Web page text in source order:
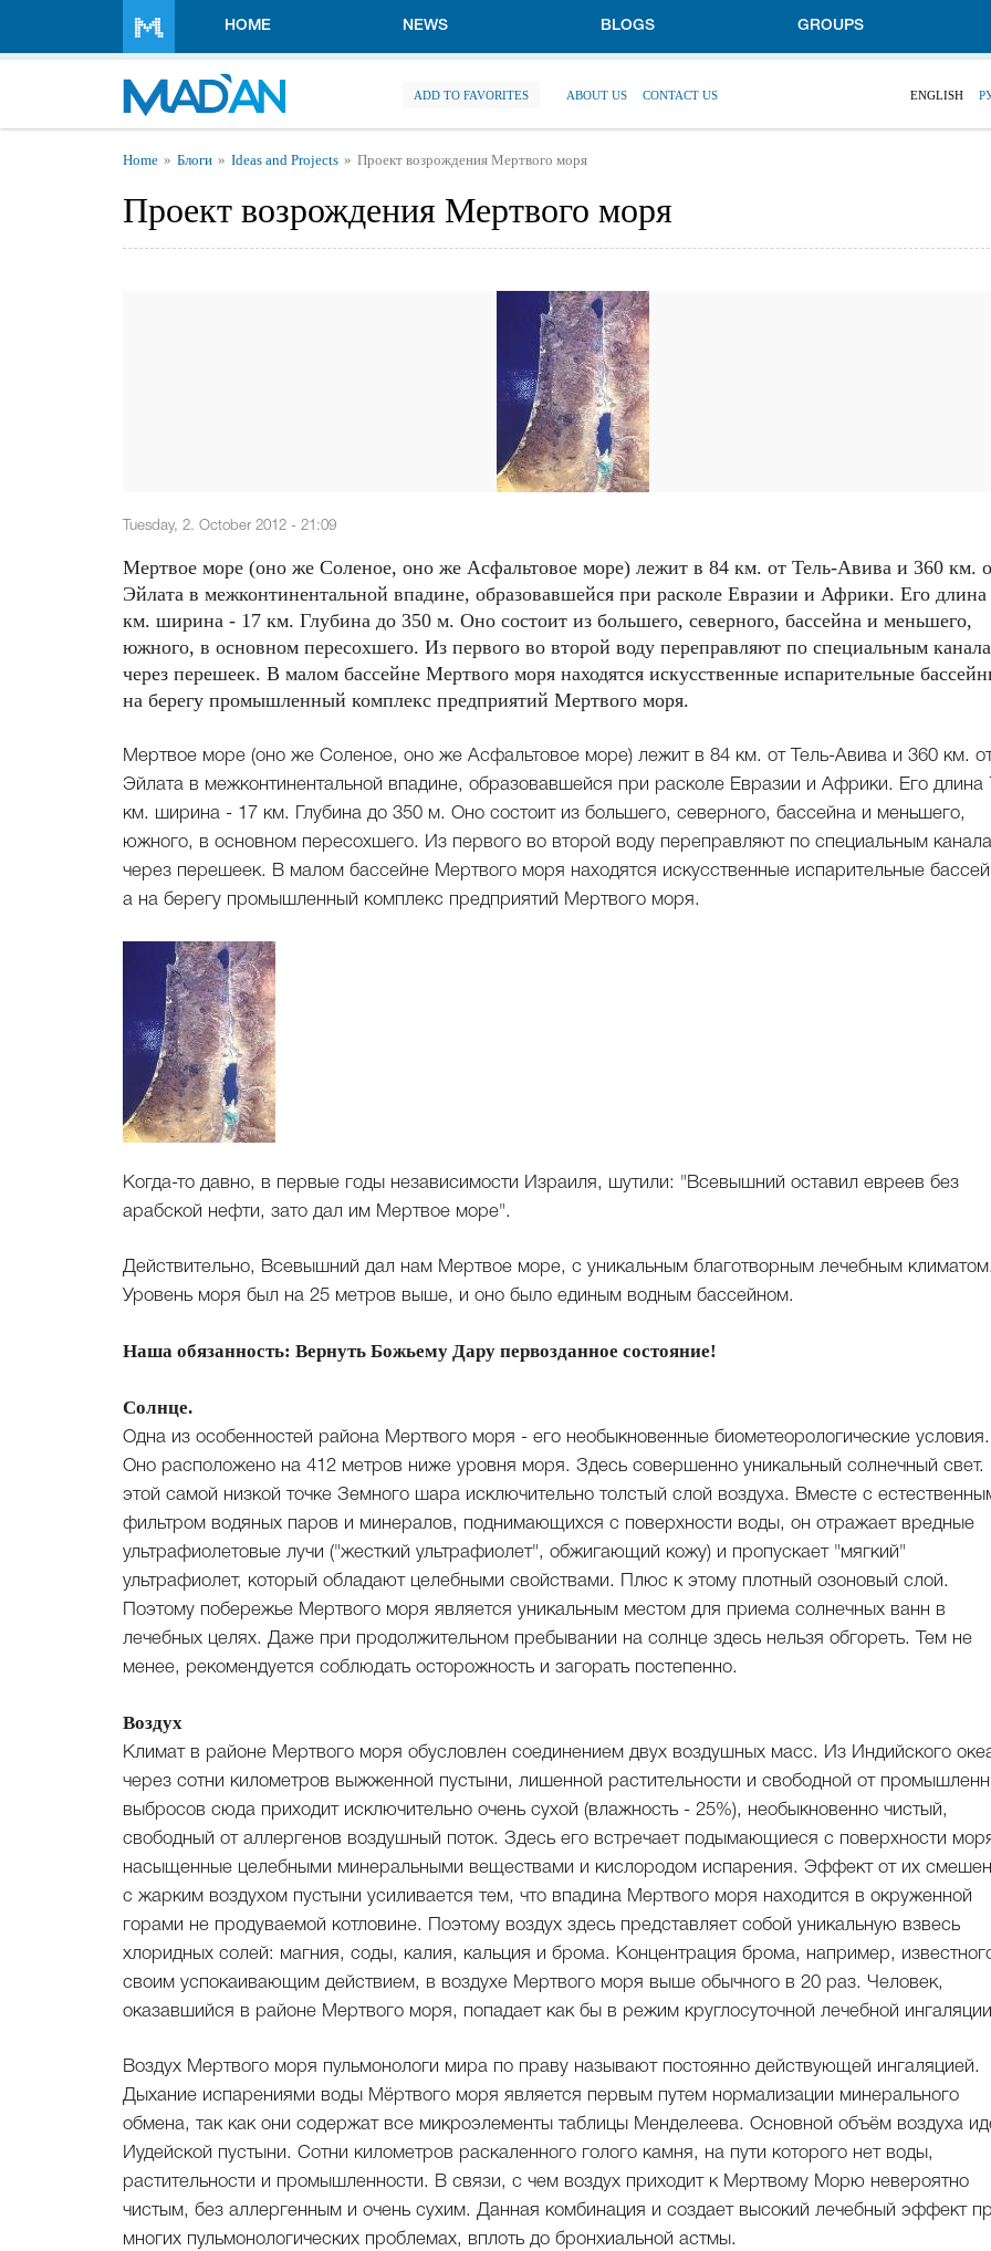
HOME NEWS BLOGS GROUPS
ADD TO FAVORITES ABOUT US CONTACT US ENGLISH
You are here
Home Блоги Ideas and Projects Проект возрождения Мертвого моря
Проект возрождения Мертвого моря
Tuesday, 2. October 2012 - 21:09
Мертвое море (оно же Соленое, оно же Асфальтовое море) лежит в 84 км. от Тель-Авива и 360 км.
Эйлата в межконтинентальной впадине, образовавшейся при расколе Евразии и Африки. Его длина
км. ширина - 17 км. Глубина до 350 м. Оно состоит из большего, северного, бассейна и меньшего,
южного, в основном пересохшего. Из первого во второй воду переправляют по специальным
через перешеек. В малом бассейне Мертвого моря находятся искусственные испарительные
на берегу промышленный комплекс предприятий Мертвого моря.
Мертвое море (оно же Соленое, оно же Асфальтовое море) лежит в 84 км. от Тель-Авива и 360 км.
Эйлата в межконтинентальной впадине, образовавшейся при расколе Евразии и Африки. Его длина
км. ширина - 17 км. Глубина до 350 м. Оно состоит из большего, северного, бассейна и меньшего,
южного, в основном пересохшего. Из первого во второй воду переправляют по специальным
через перешеек. В малом бассейне Мертвого моря находятся искусственные испарительные
а на берегу промышленный комплекс предприятий Мертвого моря.
Когда-то давно, в первые годы независимости Израиля, шутили: "Всевышний оставил евреев без
арабской нефти, зато дал им Мертвое море".
Действительно, Всевышний дал нам Мертвое море, с уникальным благотворным лечебным климатом.
Уровень моря был на 25 метров выше, и оно было единым водным бассейном.
Наша обязанность: Вернуть Божьему Дару первозданное состояние!
Солнце.
Одна из особенностей района Мертвого моря - его необыкновенные биометеорологические условия.
Оно расположено на 412 метров ниже уровня моря. Здесь совершенно уникальный солнечный свет.
этой самой низкой точке Земного шара исключительно толстый слой воздуха. Вместе с
фильтром водяных паров и минералов, поднимающихся с поверхности воды, он отражает вредные
ультрафиолетовые лучи ("жесткий ультрафиолет", обжигающий кожу) и пропускает "мягкий"
ультрафиолет, который обладают целебными свойствами. Плюс к этому плотный озоновый слой.
Поэтому побережье Мертвого моря является уникальным местом для приема солнечных ванн в
лечебных целях. Даже при продолжительном пребывании на солнце здесь нельзя обгореть. Тем не
менее, рекомендуется соблюдать осторожность и загорать постепенно.
Воздух
Климат в районе Мертвого моря обусловлен соединением двух воздушных масс. Из Индийского
через сотни километров выжженной пустыни, лишенной растительности и свободной от
выбросов сюда приходит исключительно очень сухой (влажность - 25%), необыкновенно чистый,
свободный от аллергенов воздушный поток. Здесь его встречает подымающиеся с поверхности
насыщенные целебными минеральными веществами и кислородом испарения. Эффект от их
с жарким воздухом пустыни усиливается тем, что впадина Мертвого моря находится в окруженной
горами не продуваемой котловине. Поэтому воздух здесь представляет собой уникальную взвесь
хлоридных солей: магния, соды, калия, кальция и брома. Концентрация брома, например,
своим успокаивающим действием, в воздухе Мертвого моря выше обычного в 20 раз. Человек,
оказавшийся в районе Мертвого моря, попадает как бы в режим круглосуточной лечебной
Воздух Мертвого моря пульмонологи мира по праву называют постоянно действующей ингаляцией.
Дыхание испарениями воды Мёртвого моря является первым путем нормализации минерального
обмена, так как они содержат все микроэлементы таблицы Менделеева. Основной объём воздуха
Иудейской пустыни. Сотни километров раскаленного голого камня, на пути которого нет воды,
растительности и промышленности. В связи, с чем воздух приходит к Мертвому Морю невероятно
чистым, без аллергенным и очень сухим. Данная комбинация и создает высокий лечебный эффект
многих пульмонологических проблемах, вплоть до бронхиальной астмы.